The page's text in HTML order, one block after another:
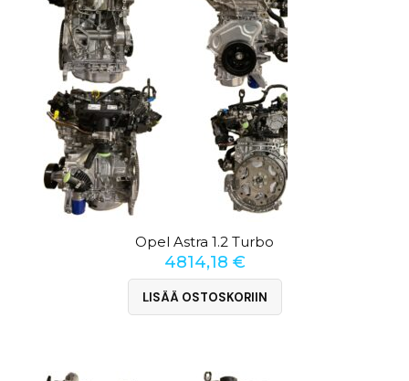
Opel Astra 1.2 Turbo
4814,18 €
LISÄÄ OSTOSKORIIN